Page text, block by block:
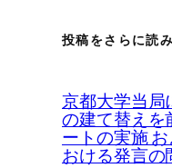
投稿をさらに読
京都大学当局
の建て替えを
ートの実施
おける発言の